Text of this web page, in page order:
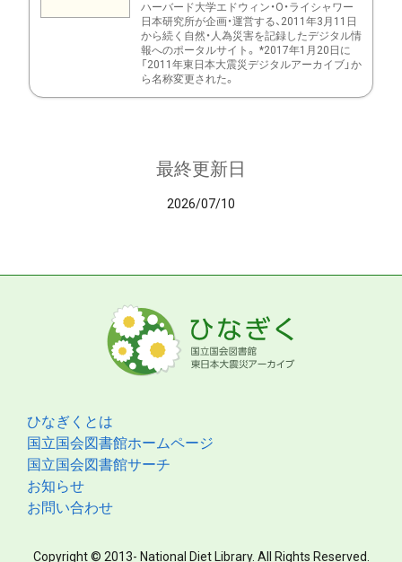
ハーバード大学エドウィン・O・ライシャワー
日本研究所が企画・運営する、2011年3月11日
から続く自然・人為災害を記録したデジタル情
報へのポータルサイト。 *2017年1月20日に
「2011年東日本大震災デジタルアーカイブ」か
ら名称変更された。
最終更新日
2026/07/10
ひなぎくとは
国立国会図書館ホームページ
国立国会図書館サーチ
お知らせ
お問い合わせ
Copyright © 2013- National Diet Library. All Rights Reserved.